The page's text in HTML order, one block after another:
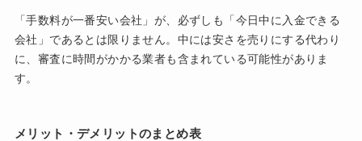
「手数料が一番安い会社」が、必ずしも「今日中に入金できる
会社」であるとは限りません。中には安さを売りにする代わり
に、審査に時間がかかる業者も含まれている可能性がありま
す。
メリット・デメリットのまとめ表